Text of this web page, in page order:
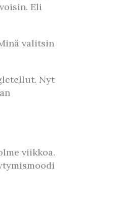
Eli
valitsin
Nyt
viikkoa.